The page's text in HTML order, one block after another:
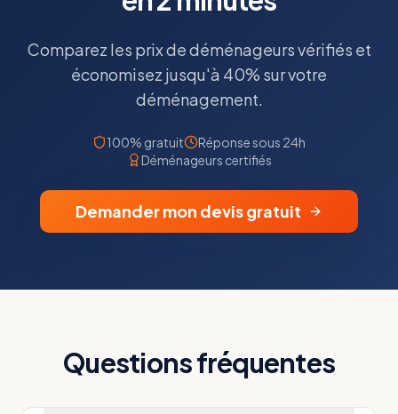
Comparez les prix de déménageurs vérifiés et
économisez jusqu'à 40% sur votre
déménagement.
100% gratuit
Réponse sous 24h
Déménageurs certifiés
Demander mon devis gratuit
Questions fréquentes